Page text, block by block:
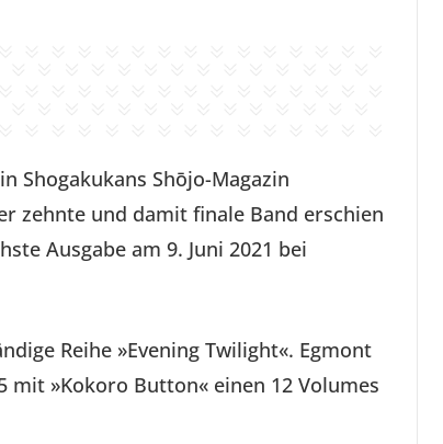
Shogakukans Shōjo-Magazin
zehnte und damit finale Band erschien
Ausgabe am 9. Juni 2021 bei
Reihe »Evening Twilight«. Egmont
mit »Kokoro Button« einen 12 Volumes